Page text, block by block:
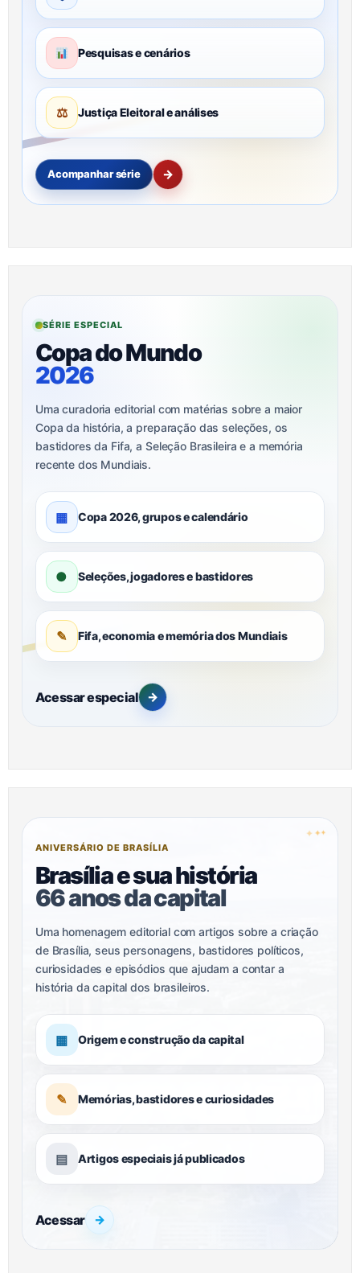
Pesquisas e cenários
⚖ Justiça Eleitoral e análises
Acompanhar série →
SÉRIE ESPECIAL
Copa do Mundo
2026
Uma curadoria editorial com matérias sobre a maior
Copa da história, a preparação das seleções, os
bastidores da Fifa, a Seleção Brasileira e a memória
recente dos Mundiais.
▦ Copa 2026, grupos e calendário
● Seleções, jogadores e bastidores
✎ Fifa, economia e memória dos Mundiais
Acessar especial →
✦ ✦✦
ANIVERSÁRIO DE BRASÍLIA
Brasília e sua história
66 anos da capital
Uma homenagem editorial com artigos sobre a criação
de Brasília, seus personagens, bastidores políticos,
curiosidades e episódios que ajudam a contar a
história da capital dos brasileiros.
▦ Origem e construção da capital
✎ Memórias, bastidores e curiosidades
▤ Artigos especiais já publicados
Acessar →